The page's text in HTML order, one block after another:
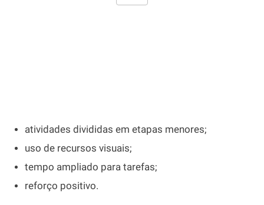
atividades divididas em etapas menores;
uso de recursos visuais;
tempo ampliado para tarefas;
reforço positivo.